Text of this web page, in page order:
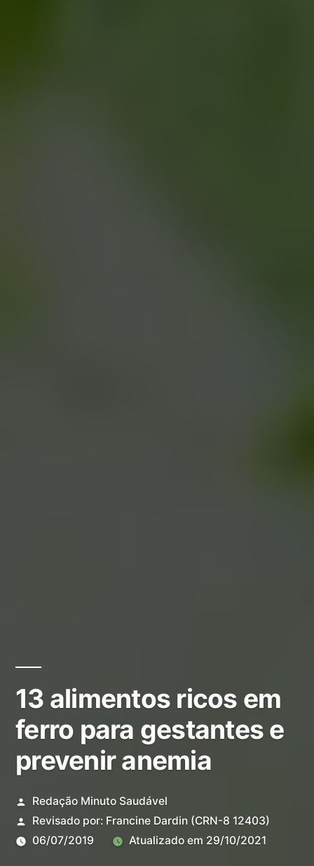
13 alimentos ricos em
ferro para gestantes e
prevenir anemia
Redação Minuto Saudável
Revisado por: Francine Dardin(CRN-8 12403)
06/07/2019
Atualizado em 29/10/2021